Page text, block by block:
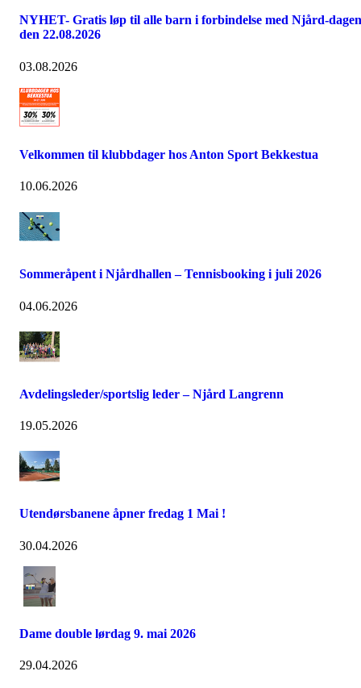
NYHET- Gratis løp til alle barn i forbindelse med Njård-dagen
den 22.08.2026
03.08.2026
Velkommen til klubbdager hos Anton Sport Bekkestua
10.06.2026
Sommeråpent i Njårdhallen – Tennisbooking i juli 2026
04.06.2026
Avdelingsleder/sportslig leder – Njård Langrenn
19.05.2026
Utendørsbanene åpner fredag 1 Mai !
30.04.2026
Dame double lørdag 9. mai 2026
29.04.2026